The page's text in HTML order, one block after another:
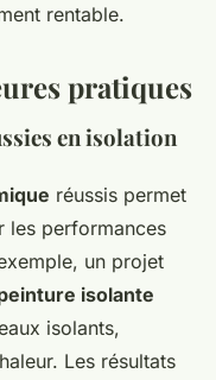
rentable.
pratiques
en isolation
réussis permet
performances
un projet
isolante
isolants,
Les résultats